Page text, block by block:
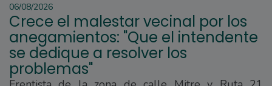
06/08/2026
Crece el malestar vecinal por los
anegamientos: "Que el intendente
se dedique a resolver los
problemas"